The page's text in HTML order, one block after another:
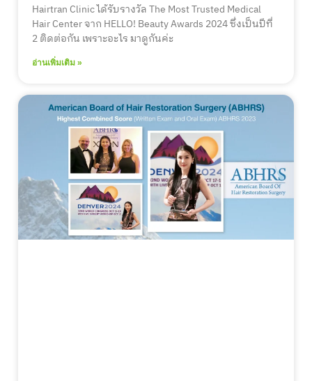
Hairtran Clinic ได้รับรางวัล The Most Trusted Medical
Hair Center จาก HELLO! Beauty Awards 2024 ซึ่งเป็นปีที่
2 ติดต่อกัน เพราะอะไร มาดูกันค่ะ
อ่านเพิ่มเติม »